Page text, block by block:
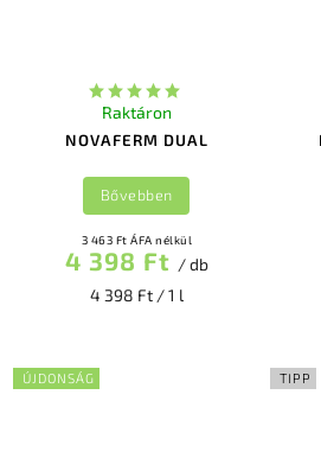
NOVAFERM DUAL
Raktáron
3 463 Ft ÁFA nélkül
4 398 Ft / db
4 398 Ft / 1 l
Bővebben
ÚJDONSÁG TIPP